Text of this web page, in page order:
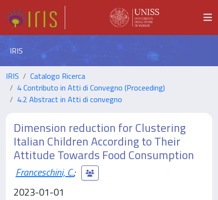
IRIS
IRIS
Catalogo Ricerca
4 Contributo in Atti di Convegno (Proceeding)
4.2 Abstract in Atti di convegno
Dimension reduction for Clustering
Italian Children According to Their
Attitude Towards Food Consumption
Franceschini, C.;
2023-01-01